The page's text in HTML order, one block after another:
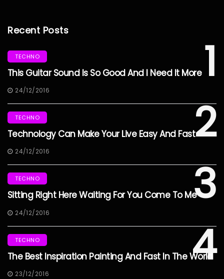
Recent Posts
1
TECHNO
This Guitar Sound Is So Good And I Need It More
24/12/2016
2
TECHNO
Technology Can Make Your Live Easy And Fast
24/12/2016
3
TECHNO
Sitting Right Here Waiting For You Come To Me
24/12/2016
4
TECHNO
The Best Inspiration Painting And Fast In The World
23/12/2016